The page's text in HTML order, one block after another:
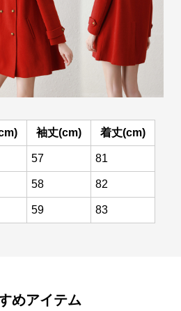
袖丈(cm) 着丈(cm)
57 81
58 82
59 83
めアイテム